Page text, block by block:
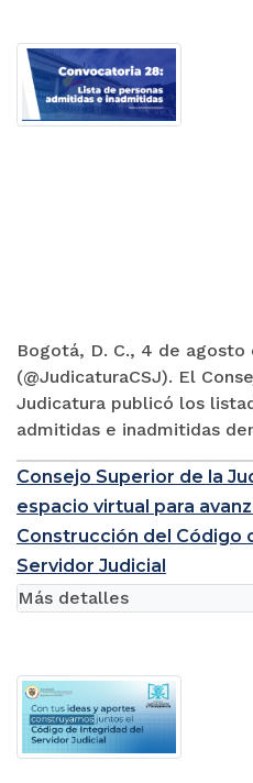
Bogotá, D. C., 4 de agosto
(@JudicaturaCSJ). El
Judicatura publicó los
admitidas e inadmitidas
Consejo Superior de la
espacio virtual para
Construcción del Código
Servidor Judicial
Más detalles